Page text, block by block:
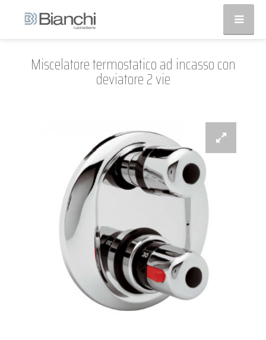
Miscelatore termostatico ad incasso con
deviatore 2 vie